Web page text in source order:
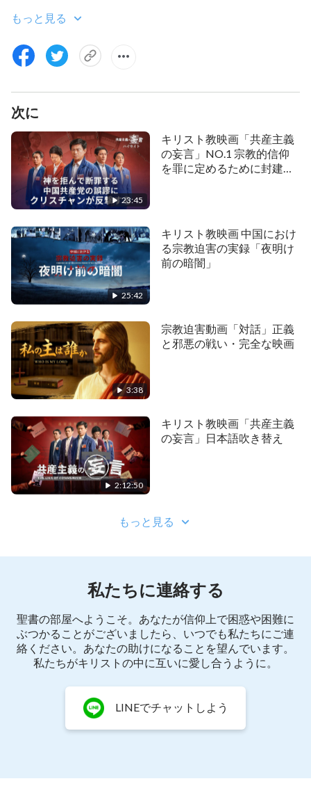
国外へ追放、虐待した。また数え切れないほどの
壊したりして、全ての家庭教会を根絶しようとして
きた。このドキュメンタリーは、中国共産党による
迫害で命を落とした中国のクリスチャン、ユ・ドゥ
ーフイの実体験の記録である。ユは神を信じ、自身
の本分を尽くしたために共産党に逮捕され、暴行を
加えられたあげく懲役刑を宣告された。服役中、看
守は長期間にわたりユから強制的に血を抜いた。ユ
はこの責め苦によって極限まで弱り、痩せ衰えた。
釈放後には重度の出血性貧血と診断され、それが原
因で悪性腫瘍を発症したのではないかと疑われる。
数度にわたり転院するも、どの病院もユを治療する
ことはできなかった。そして最後は不当な死を迎え
たのである。かつて幸せだった家族は完全に破壊さ
残った……
このビデオは以下からの抜粋を含みます
【Wow!視覺特效Show一手!影片素材上傳區!
https://www.youtube.com/channel/
もっと見る
次に
23:45
キリスト教映画「共産主義
の妄言」NO.1 宗教的信仰
を罪に定めるために封建的
25:42
キリスト教映画 中国におけ
る宗教迫害の実録「夜明け
前の暗闇」
3:38
宗教迫害動画「対話」正義
と邪悪の戦い・完全な映画
2:12:50
キリスト教映画「共産主義
の妄言」日本語吹き替え
もっと見る
私たちに連絡する
聖書の部屋へようこそ。あなたが信仰上で困惑や困難に
ぶつかることがございましたら、いつでも私たちにご連
絡ください。あなたの助けになることを望んでいます。
私たちがキリストの中に互いに愛し合うように。
LINEでチャットしよう